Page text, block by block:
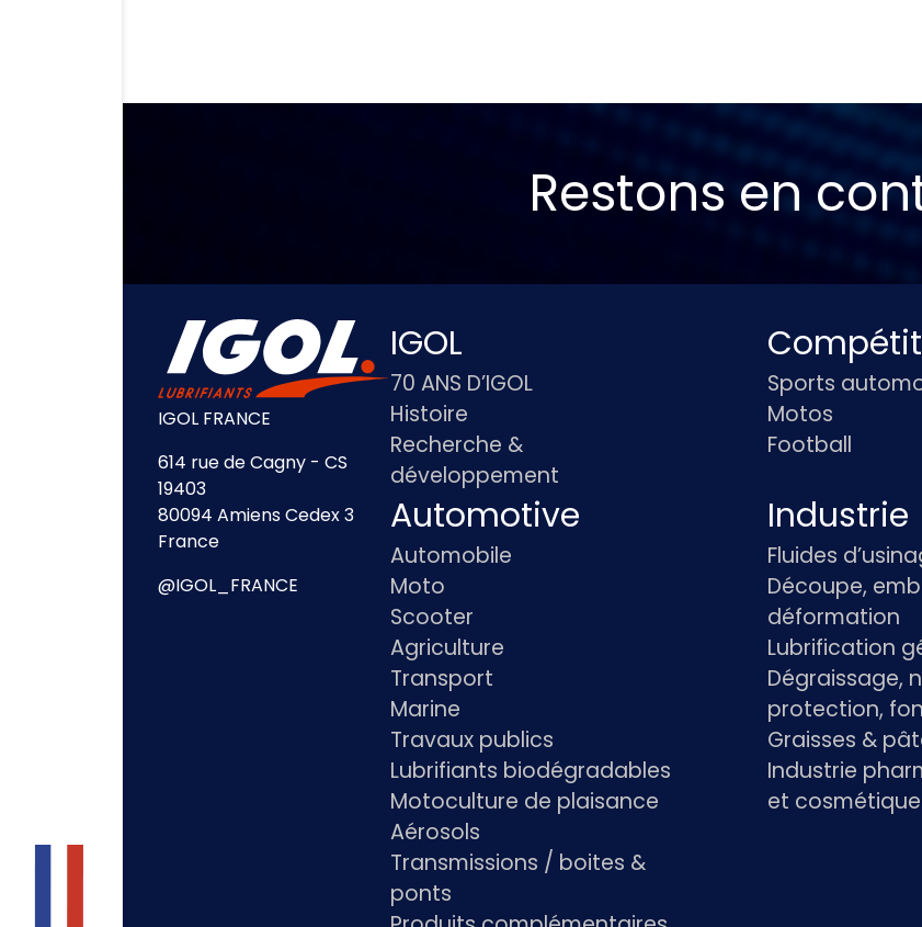
Restons en
IGOL FRANCE
614 rue de Cagny - CS
19403
80094 Amiens Cedex 3
France
@IGOL_FRANCE
IGOL
70 ANS D’IGOL
Histoire
Recherche &
développement
Sports
Motos
Football
Automotive
Automobile
Moto
Scooter
Agriculture
Transport
Marine
Travaux publics
Lubrifiants biodégradables
Motoculture de plaisance
Aérosols
Transmissions / boites &
ponts
Industrie
Fluides
Découpe,
déformation
Lubrification
Dégraissage,
protection,
Graisses &
Industrie
et cosmétique